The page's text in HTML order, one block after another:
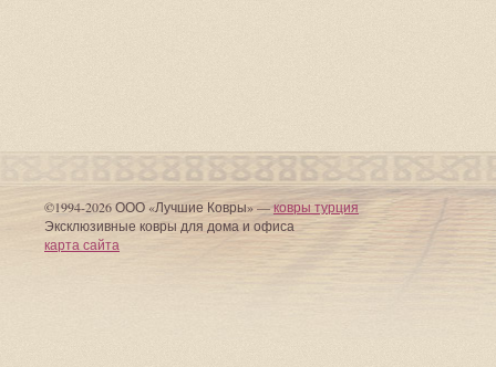
©1994-2026 ООО «Лучшие Ковры» —ковры турция
Эксклюзивные ковры для дома и офиса
карта сайта